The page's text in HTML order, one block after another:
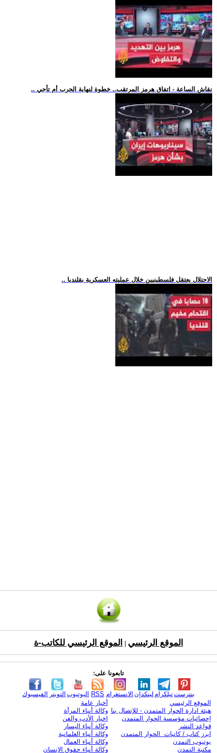
.. نقاش الساعة - اتفاق هرمز المرتقب.. خطوة لنهاية الحرب أم تأجي
.. الاحتلال يعتقل فلسطينيين خلال عمليته العسكرية بقلنديا
الموقع الرئيسي الموقع الرئيسي للكاتب-ة
تابعونا على:
الفيسبوك التويتر اليوتيوب RSS الانستغرام لينكدإن تيلكرامبنترست
الموقع الرئيسي
هيئة ادارة الحوار المتمدن - للإتصال بنا
إحصائيات مؤسسة الحوار المتمدن
قواعد النشر
ابرز كتاب / كاتبات الحوار المتمدن
يوتيوب التمدن
مكتبة التمدن
أخبار عامة
وكالة أنباء المرأة
اخبار الأدب والفن
وكالة أنباء اليسار
وكالة أنباء العلمانية
وكالة أنباء العمال
وكالة أنباء حقوق الإنسان